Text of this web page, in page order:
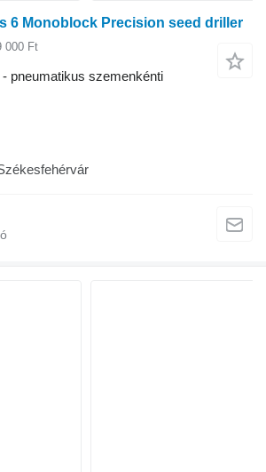
6 Monoblock Precision seed driller
000 Ft
pneumatikus szemenkénti